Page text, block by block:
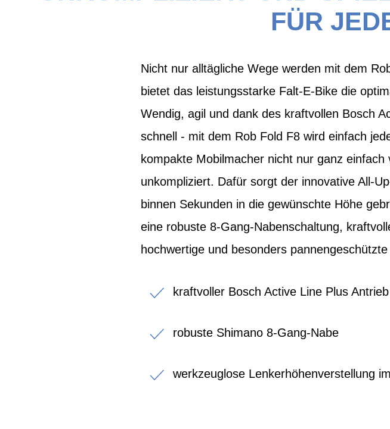
FÜR
Nicht nur alltägliche Wege werden mit dem
bietet das leistungsstarke Falt-E-Bike die
Wendig, agil und dank des kraftvollen Bosch
schnell - mit dem Rob Fold F8 wird einfach
kompakte Mobilmacher nicht nur ganz
unkompliziert. Dafür sorgt der innovative All-
binnen Sekunden in die gewünschte Höhe
eine robuste 8-Gang-Nabenschaltung,
hochwertige und besonders
kraftvoller Bosch Active Line Plus
robuste Shimano 8-Gang-Nabe
werkzeuglose Lenkerhöhenverstellung